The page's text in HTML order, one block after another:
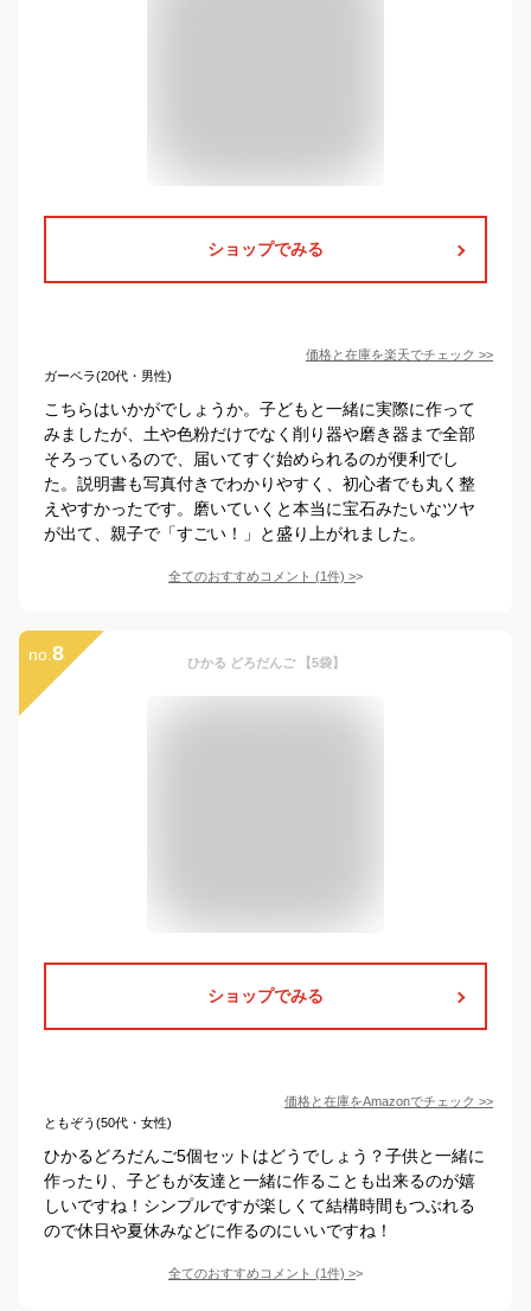
ショップでみる
価格と在庫を楽天でチェック >>
ガーベラ(20代・男性)
こちらはいかがでしょうか。子どもと一緒に実際に作って
みましたが、土や色粉だけでなく削り器や磨き器まで全部
そろっているので、届いてすぐ始められるのが便利でし
た。説明書も写真付きでわかりやすく、初心者でも丸く整
えやすかったです。磨いていくと本当に宝石みたいなツヤ
が出て、親子で「すごい！」と盛り上がれました。
全てのおすすめコメント (1件) >
no. 8 ひかる どろだんご 【5袋】
ショップでみる
価格と在庫をAmazonでチェック >>
ともぞう(50代・女性)
ひかるどろだんご5個セットはどうでしょう？子供と一緒に
作ったり、子どもが友達と一緒に作ることも出来るのが嬉
しいですね！シンプルですが楽しくて結構時間もつぶれる
ので休日や夏休みなどに作るのにいいですね！
全てのおすすめコメント (1件) >